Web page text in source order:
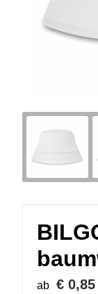
ab € 0,85